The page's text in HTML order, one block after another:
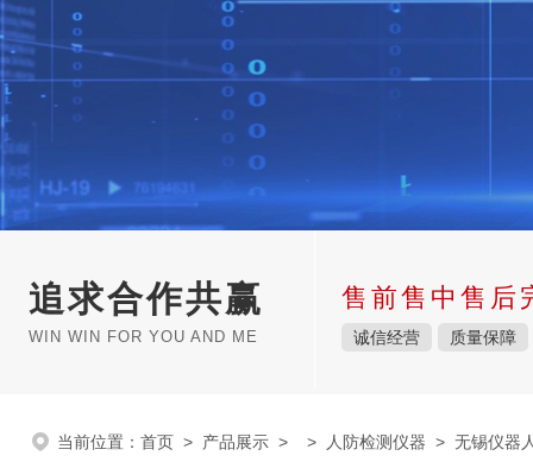
追求合作共赢
WIN WIN FOR YOU AND ME
售前售中售后
诚信经营 质量保障
当前位置： 首页 > 产品展示 > > 人防检测仪器 > 无锡仪器